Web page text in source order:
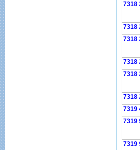
7318
7318
7318
7318
7318
7318
7319
7319
7319